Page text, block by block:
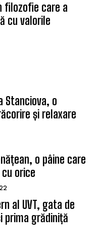
filozofie care a
cu valorile
Stanciova, o
și relaxare
o pâine care
orice
al UVT, gata de
prima grădiniță